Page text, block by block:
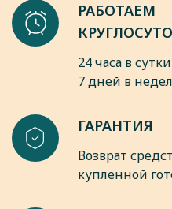
РАБОТАЕМ
24 часа в сутки
7 дней в
ГАРАНТИЯ
Возврат
купленной